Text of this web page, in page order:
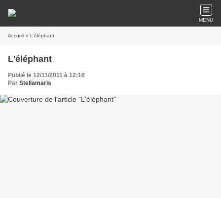
MENU
Accueil » L'éléphant
L'éléphant
Publié le 12/11/2011 à 12:16
Par Stellamaris